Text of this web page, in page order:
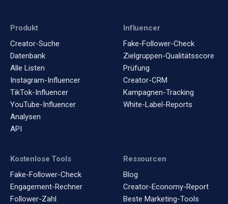
Produkt
Creator-Suche
Datenbank
Alle Listen
Instagram-Influencer
TikTok-Influencer
YouTube-Influencer
Analysen
API
Influencer
Fake-Follower-Check
Zielgruppen-Qualitätsscore
Prüfung
Creator-CRM
Kampagnen-Tracking
White-Label-Reports
Kostenlose Tools
Fake-Follower-Check
Engagement-Rechner
Follower-Zahl
Ressourcen
Blog
Creator-Economy-Report
Beste Marketing-Tools